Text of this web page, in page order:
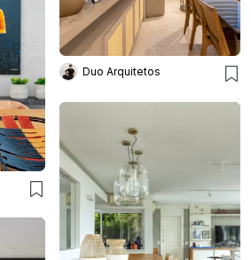
Duo Arquitetos